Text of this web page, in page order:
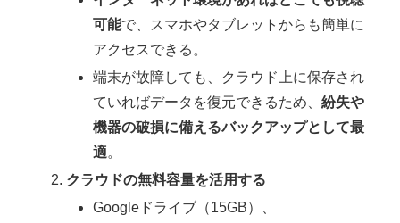
可能で、スマホやタブレットからも簡単に
アクセスできる。
端末が故障しても、クラウド上に保存され
ていればデータを復元できるため、 紛失や
機器の破損に備えるバックアップとして最
適。
クラウドの無料容量を活用する
Googleドライブ（15GB）、